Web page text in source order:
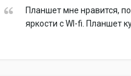
Планшет мне нравится,
яркости с WI-fi. Планшет